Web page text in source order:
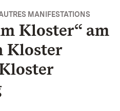
MANIFESTATIONS
Kloster“ am
Kloster